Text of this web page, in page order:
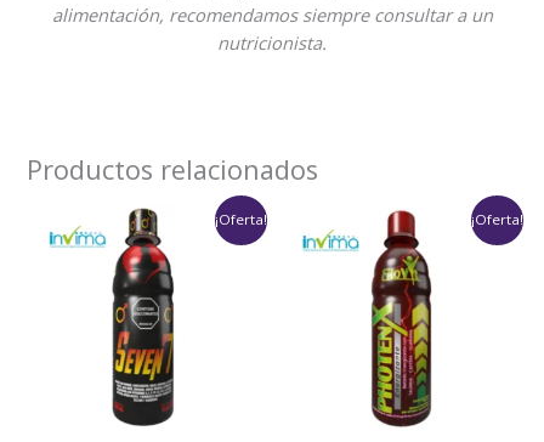
alimentación, recomendamos siempre consultar a un
nutricionista.
Productos relacionados
¡Oferta!
Rango
desde
$69,000
hasta
$138,000
¡Oferta!
Rango
desde
$59,000
hasta